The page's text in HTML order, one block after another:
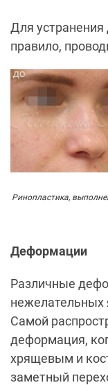
Для устранения
правило,
Ринопластика,
Деформации
Различные
нежелательных
Самой
деформация,
хрящевым и
заметный